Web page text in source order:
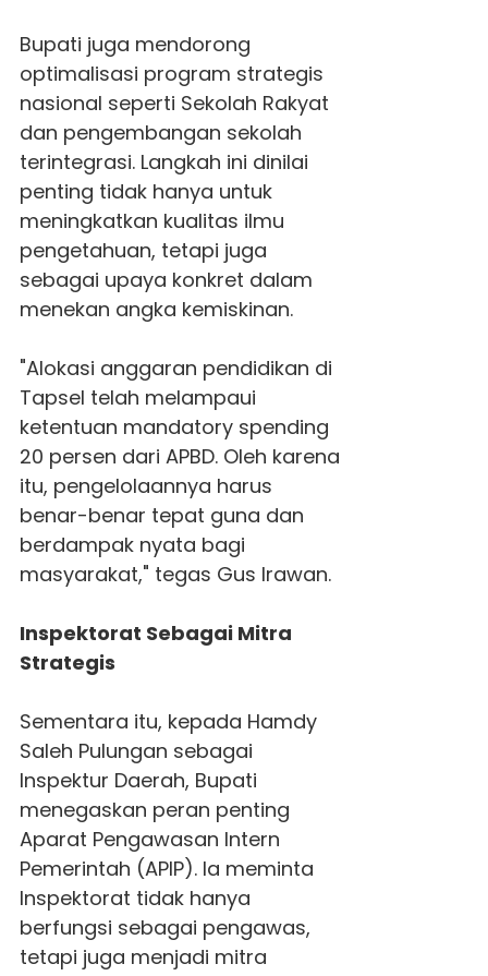
Bupati juga mendorong
optimalisasi program strategis
nasional seperti Sekolah Rakyat
dan pengembangan sekolah
terintegrasi. Langkah ini dinilai
penting tidak hanya untuk
meningkatkan kualitas ilmu
pengetahuan, tetapi juga
sebagai upaya konkret dalam
menekan angka kemiskinan.
"Alokasi anggaran pendidikan di
Tapsel telah melampaui
ketentuan mandatory spending
20 persen dari APBD. Oleh karena
itu, pengelolaannya harus
benar-benar tepat guna dan
berdampak nyata bagi
masyarakat," tegas Gus Irawan.
Inspektorat Sebagai Mitra
Strategis
Sementara itu, kepada Hamdy
Saleh Pulungan sebagai
Inspektur Daerah, Bupati
menegaskan peran penting
Aparat Pengawasan Intern
Pemerintah (APIP). Ia meminta
Inspektorat tidak hanya
berfungsi sebagai pengawas,
tetapi juga menjadi mitra